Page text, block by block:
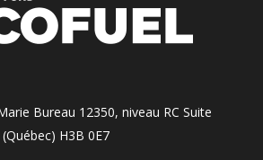
Bureau 12350, niveau RC Suite
H3B 0E7